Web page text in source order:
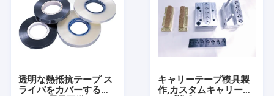
透明な熱抵抗テープ ス
ライバをカバーする
キャリーテープ模具製
作,カスタムキャリーテ